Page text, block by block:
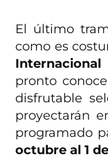
El último
como es
pronto
disfrutable
proyectarán
programado
octubre al 1